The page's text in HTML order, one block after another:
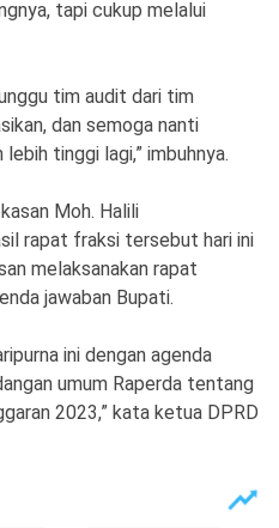
tapi cukup melalui
tim audit dari tim
dan semoga nanti
tinggi lagi,” imbuhnya.
Moh. Halili
rapat fraksi tersebut hari ini
melaksanakan rapat
jawaban Bupati.
ini dengan agenda
umum Raperda tentang
2023,” kata ketua DPRD